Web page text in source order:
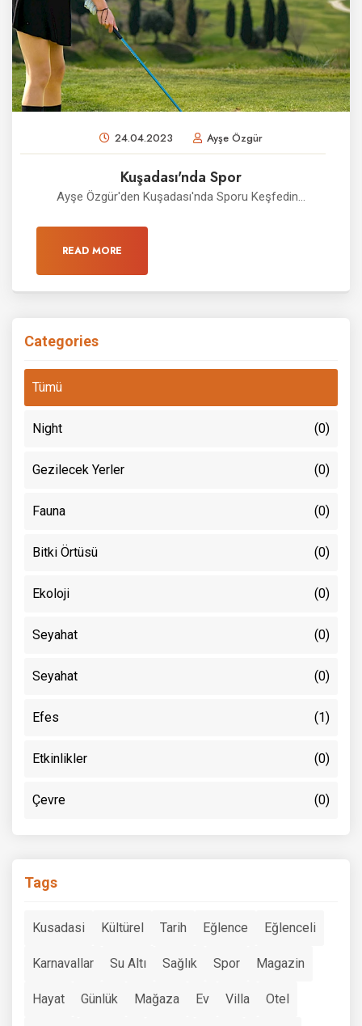
24.04.2023 Ayşe Özgür
Kuşadası'nda Spor
Ayşe Özgür'den Kuşadası'nda Sporu Keşfedin...
READ MORE
Categories
Tümü
Night (0)
Gezilecek Yerler (0)
Fauna (0)
Bitki Örtüsü (0)
Ekoloji (0)
Seyahat (0)
Seyahat (0)
Efes (1)
Etkinlikler (0)
Çevre (0)
Tags
Kusadasi Kültürel Tarih Eğlence Eğlenceli
Karnavallar Su Altı Sağlık Spor Magazin
Hayat Günlük Mağaza Ev Villa Otel